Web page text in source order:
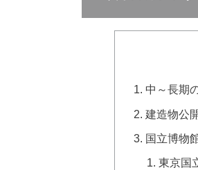
中～長期
建造物公
国立博物
東京国